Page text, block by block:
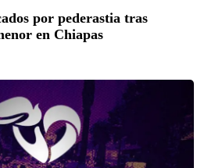
por pederastia tras
en Chiapas